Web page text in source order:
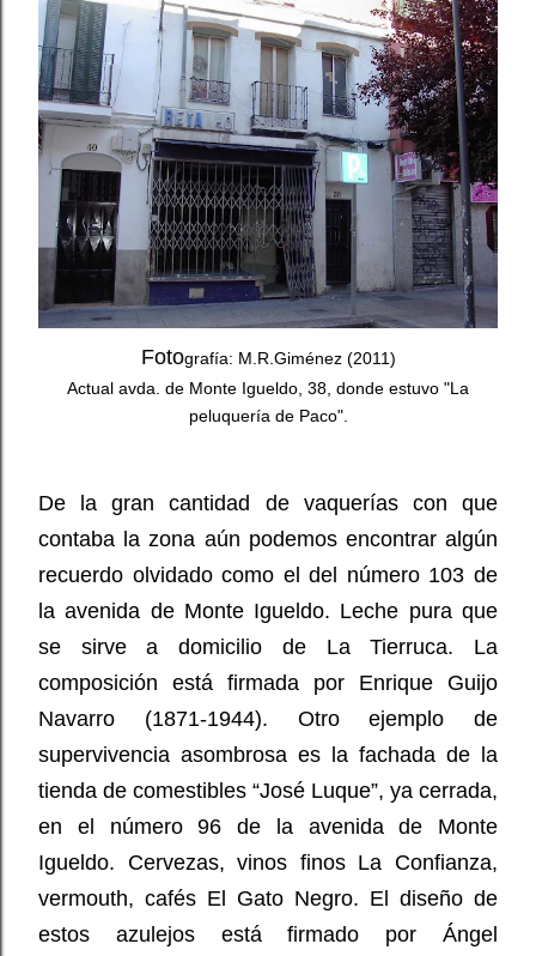
Fotografía: M.R.Giménez (2011)
Actual avda. de Monte Igueldo, 38, donde estuvo "La
peluquería de Paco".
De la gran cantidad de vaquerías con que
contaba la zona aún podemos encontrar algún
recuerdo olvidado como el del número 103 de
la avenida de Monte Igueldo. Leche pura que
se sirve a domicilio de La Tierruca. La
composición está firmada por Enrique Guijo
Navarro (1871-1944). Otro ejemplo de
supervivencia asombrosa es la fachada de la
tienda de comestibles “José Luque”, ya cerrada,
en el número 96 de la avenida de Monte
Igueldo. Cervezas, vinos finos La Confianza,
vermouth, cafés El Gato Negro. El diseño de
estos azulejos está firmado por Ángel